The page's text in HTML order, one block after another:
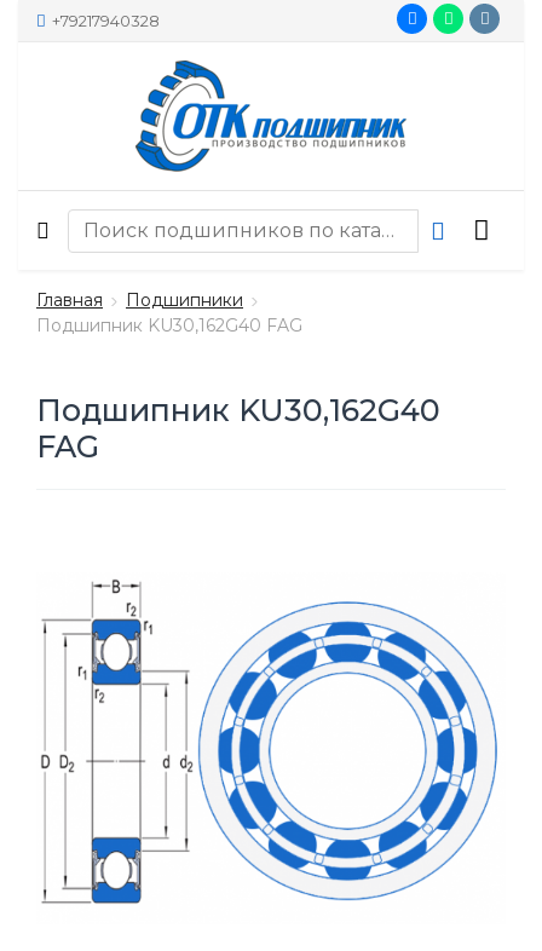
+79217940328
Главная
Подшипники
Подшипник KU30,162G40 FAG
Подшипник KU30,162G40
FAG